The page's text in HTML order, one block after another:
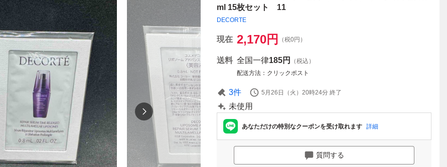
ml 15枚セット 11
DECORTE
現在 2,170円 （税0円）
送料 全国一律185円
（税込）
配送方法
クリックポスト
3件 5月26日（火）20時24分 終了
未使用
あなただけの特別なクーポンを受け取れます 詳細
質問する